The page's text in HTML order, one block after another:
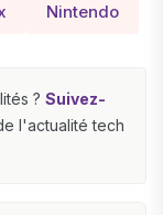
Nintendo
? Suivez-
l'actualité tech